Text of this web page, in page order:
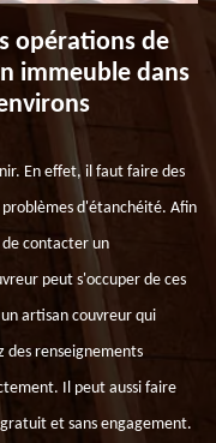
opérations de
immeuble dans
En effet, il faut faire des
d'étanchéité. Afin
de contacter un
peut s'occuper de ces
artisan couvreur qui
des renseignements
Il peut aussi faire
et sans engagement.